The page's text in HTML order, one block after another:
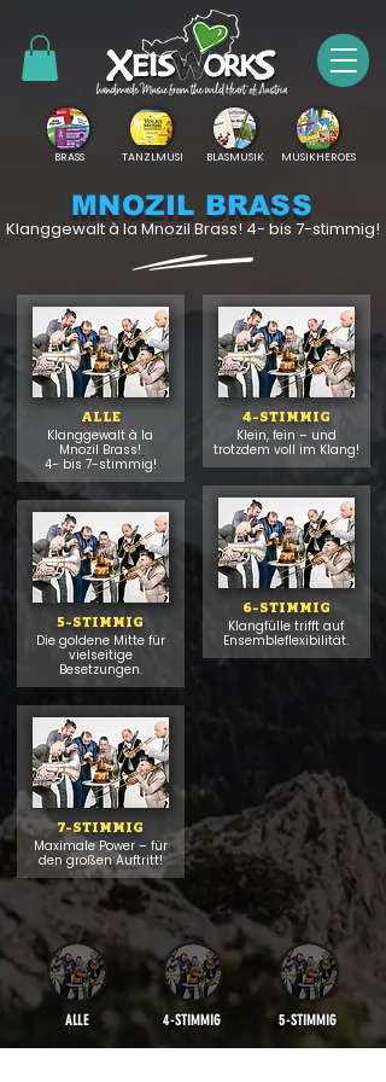
BRASS TANZLMUSI BLASMUSIK MUSIKHEROES
MNOZIL BRASS
Klanggewalt à la Mnozil Brass! 4- bis 7-stimmig!
ALLE
Klanggewalt à la
Mnozil Brass!
4- bis 7-stimmig!
5-STIMMIG
Die goldene Mitte für
vielseitige
Besetzungen.
7-STIMMIG
Maximale Power – für
den großen Auftritt!
4-STIMMIG
Klein, fein – und
trotzdem voll im Klang!
6-STIMMIG
Klangfülle trifft auf
Ensembleflexibilität.
ALLE 4-STIMMIG 5-STIMMIG